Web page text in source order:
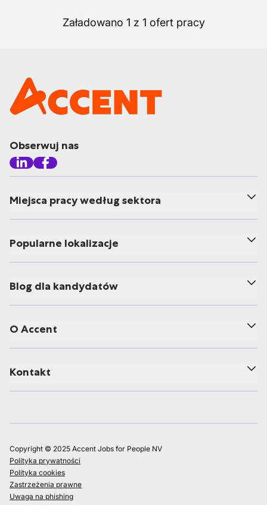
Załadowano 1 z 1 ofert pracy
Obserwuj nas
Miejsca pracy według sektora
Popularne lokalizacje
Blog dla kandydatów
O Accent
Kontakt
Copyright © 2025 Accent Jobs for People NV
Polityka prywatności
Polityka cookies
Zastrzeżenia prawne
Uwaga na phishing